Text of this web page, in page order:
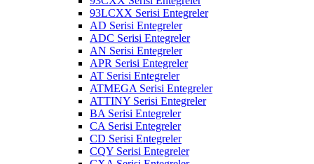
93LCXX Serisi Entegreler
AD Serisi Entegreler
ADC Serisi Entegreler
AN Serisi Entegreler
APR Serisi Entegreler
AT Serisi Entegreler
ATMEGA Serisi Entegreler
ATTINY Serisi Entegreler
BA Serisi Entegreler
CA Serisi Entegreler
CD Serisi Entegreler
CQY Serisi Entegreler